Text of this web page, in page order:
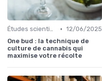
Études scientifiques • 12/06/2025
One bud : la technique de
culture de cannabis qui
maximise votre récolte